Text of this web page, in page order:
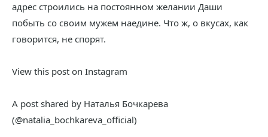
адрес строились на постоянном желании Даши
побыть со своим мужем наедине. Что ж, о вкусах, как
говорится, не спорят.
View this post on Instagram
A post shared by Наталья Бочкарева
(@natalia_bochkareva_official)